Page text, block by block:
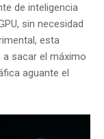
de inteligencia
sin necesidad
esta
sacar el máximo
aguante el